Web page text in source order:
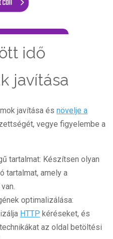
idő
javítása
javítása és növelje a
vegye figyelembe a
tartalmat: Készítsen olyan
tartalmat, amely a
optimalizálása:
HTTP kéréseket, és
az oldal betöltési